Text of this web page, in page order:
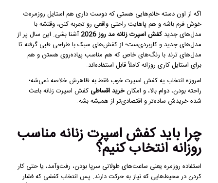
اگه از اون دسته خانم‌هایی هستی که دوست داری هم استایل روزمره‌ت
خوش فرم باشه و هم پاهایت راحتی واقعی رو تجربه کنن، وقتشه با
مدل‌های جدیدکفش اسپرت زنانه مد روز 2026
آشنا بشی. این سال پر از
مدل‌های جدید و کاربردی‌ست؛ از کفش‌های سبک با طراحی طبی گرفته تا
مدل‌های ترند با رنگ‌های خاص که هم مناسب پیاده‌روی هستن و هم
برای استایل کاری روزانه کاملاً قابل استفاده‌اند.
امروزه انتخاب یه کفش اسپرت خوب فقط به ظاهرش خلاصه نمی‌شه؛
راحته بودن، دوام بالا، و امکانخرید اقساطی کفش اسپرت زنانه باعث
شده خریدش ساده‌تر و اقتصادی‌تر از همیشه بشه.
چرا باید کفش اسپرت زنانه مناسب
روزانه انتخاب کنیم؟
استفاده روزمره یعنی ساعت‌های طولانی سرپا بودن، رفت‌وآمد، یا حتی کار
کردن در محیط‌هایی که نیاز به حرکت دارند. پس انتخاب کفشی که فشار